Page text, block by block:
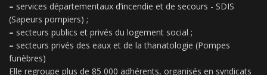
– services départementaux d’incendie et de secours - SDIS
(Sapeurs pompiers) ;
– secteurs publics et privés du logement social ;
– secteurs privés des eaux et de la thanatologie (Pompes
funèbres)
Elle regroupe plus de 85 000 adhérents, organisés en syndicats